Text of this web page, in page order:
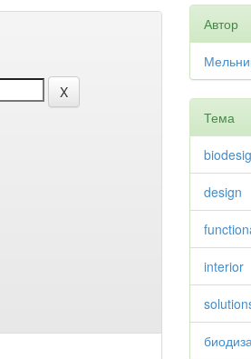
Автор
Тема
design
interior